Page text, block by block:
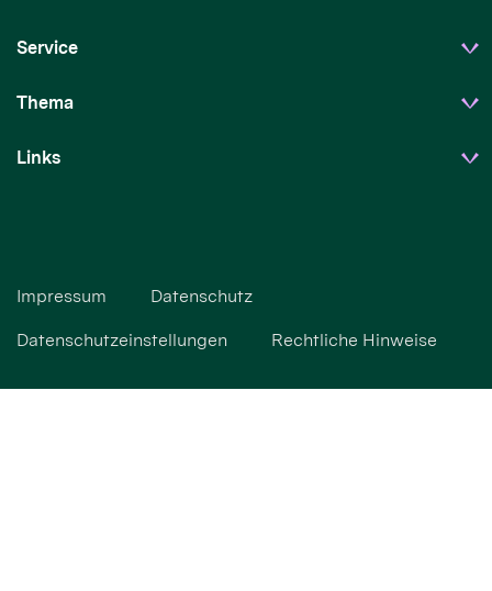
Service
Thema
Links
Impressum Datenschutz
Datenschutzeinstellungen Rechtliche Hinweise